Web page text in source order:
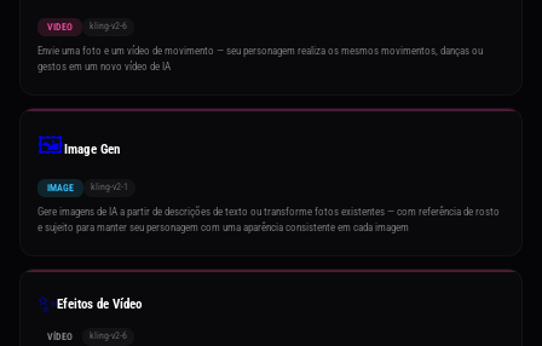
VIDEO kling-v2-6
Envie uma foto e um vídeo de movimento — seu personagem realiza os mesmos movimentos, danças ou
gestos em um novo vídeo de IA
🖼️Image Gen
IMAGE kling-v2-1
Gere imagens de IA a partir de descrições de texto ou transforme fotos existentes — com referência de rosto
e sujeito para manter seu personagem com uma aparência consistente em cada imagem
✨Efeitos de Vídeo
VÍDEO kling-v2-6